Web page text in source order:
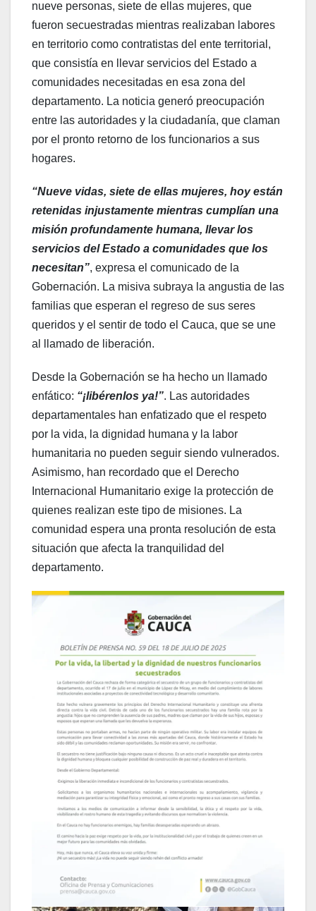
nueve personas, siete de ellas mujeres, que
fueron secuestradas mientras realizaban labores
en territorio como contratistas del ente territorial,
que consistía en llevar servicios del Estado a
comunidades necesitadas en esa zona del
departamento. La noticia generó preocupación
entre las autoridades y la ciudadanía, que claman
por el pronto retorno de los funcionarios a sus
hogares.
“Nueve vidas, siete de ellas mujeres, hoy están
retenidas injustamente mientras cumplían una
misión profundamente humana, llevar los
servicios del Estado a comunidades que los
necesitan”, expresa el comunicado de la
Gobernación. La misiva subraya la angustia de las
familias que esperan el regreso de sus seres
queridos y el sentir de todo el Cauca, que se une
al llamado de liberación.
Desde la Gobernación se ha hecho un llamado
enfático: “¡libérenlos ya!”. Las autoridades
departamentales han enfatizado que el respeto
por la vida, la dignidad humana y la labor
humanitaria no pueden seguir siendo vulnerados.
Asimismo, han recordado que el Derecho
Internacional Humanitario exige la protección de
quienes realizan este tipo de misiones. La
comunidad espera una pronta resolución de esta
situación que afecta la tranquilidad del
departamento.